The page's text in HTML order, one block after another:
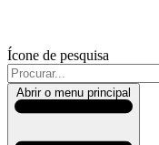
Ícone de pesquisa
Abrir o menu principal